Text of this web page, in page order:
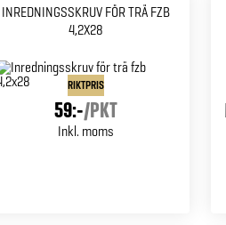
INREDNINGSSKRUV FÖR TRÄ FZB
4,2X28
RIKTPRIS
59:-/PKT
Inkl. moms